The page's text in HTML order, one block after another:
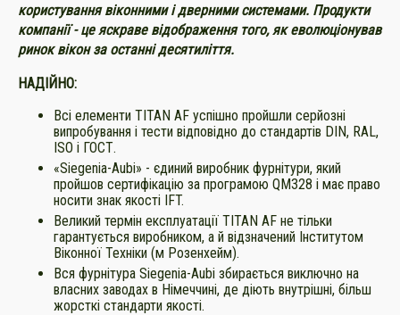
користування віконними і дверними системами. Продукти
компанії - це яскраве відображення того, як еволюціонував
ринок вікон за останні десятиліття.
НАДІЙНО:
Всі елементи TITAN AF успішно пройшли серйозні
випробування і тести відповідно до стандартів DIN, RAL,
ISO і ГОСТ.
«Siegenia-Aubi» - єдиний виробник фурнітури, який
пройшов сертифікацію за програмою QM328 і має право
носити знак якості IFT.
Великий термін експлуатації TITAN AF не тільки
гарантується виробником, а й відзначений Інститутом
Віконної Техніки (м Розенхейм).
Вся фурнітура Siegenia-Aubi збирається виключно на
власних заводах в Німеччині, де діють внутрішні, більш
жорсткі стандарти якості.